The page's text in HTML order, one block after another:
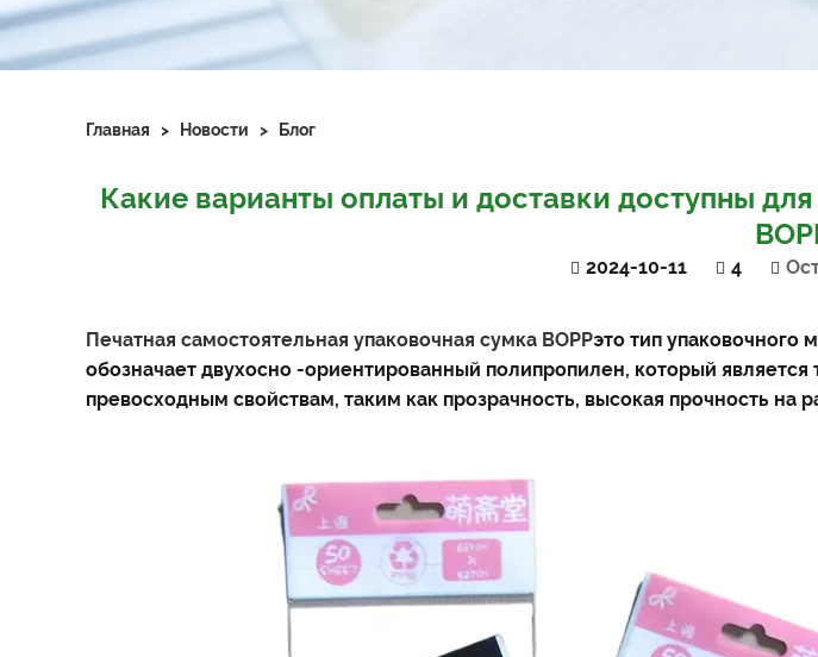
Главная > Новости > Блог
Какие варианты оплаты и доставки доступны
2024-10-11 4
Печатная самостоятельная упаковочная сумка BOPPэто тип упаковочного
обозначает двухосно -ориентированный полипропилен, который
превосходным свойствам, таким как прозрачность, высокая прочность на